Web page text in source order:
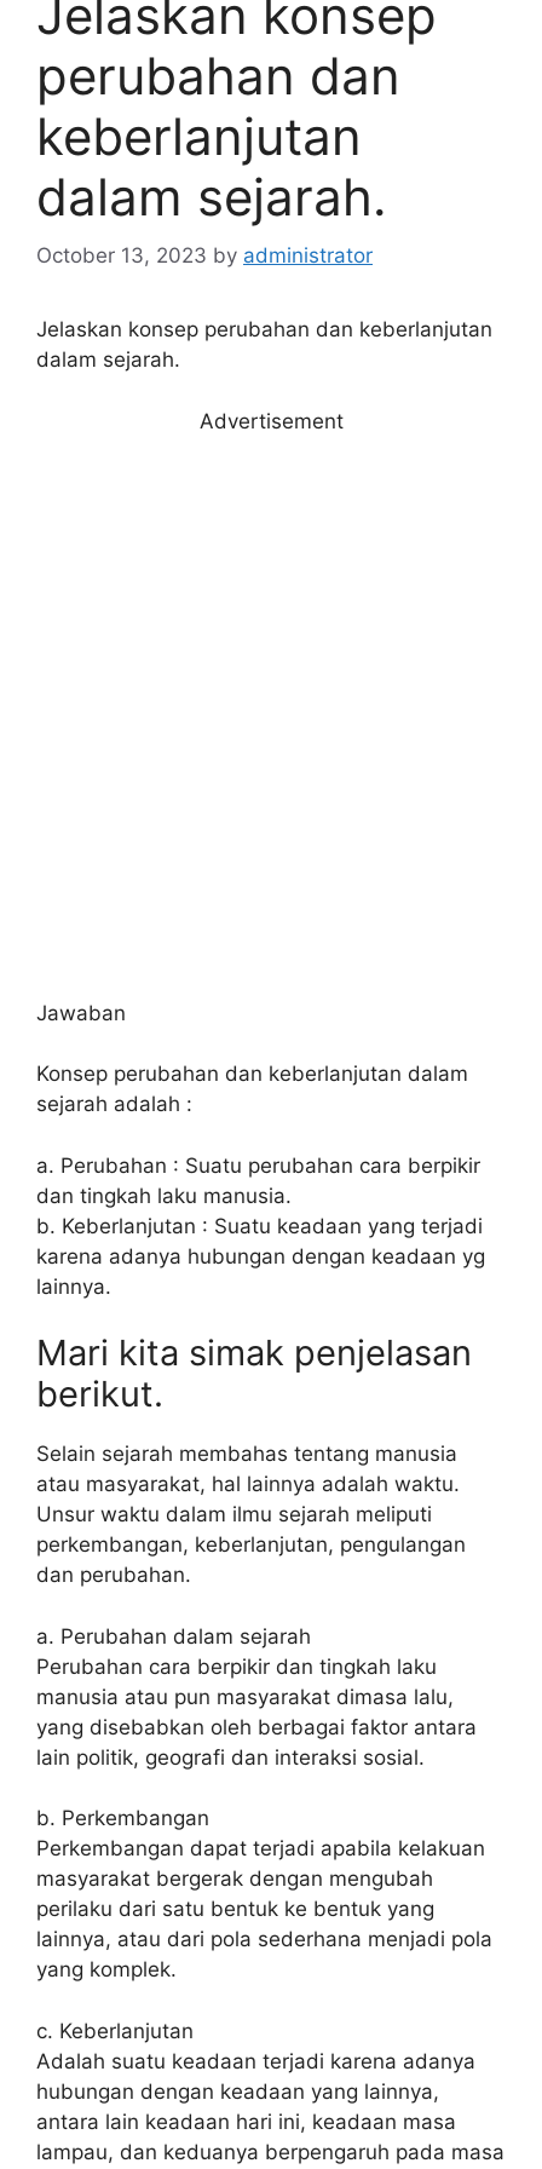
Jelaskan konsep
perubahan dan
keberlanjutan
dalam sejarah.
October 13, 2023 by administrator
Jelaskan konsep perubahan dan keberlanjutan
dalam sejarah.
Advertisement
Jawaban
Konsep perubahan dan keberlanjutan dalam
sejarah adalah :
a. Perubahan : Suatu perubahan cara berpikir
dan tingkah laku manusia.
b. Keberlanjutan : Suatu keadaan yang terjadi
karena adanya hubungan dengan keadaan yg
lainnya.
Mari kita simak penjelasan
berikut.
Selain sejarah membahas tentang manusia
atau masyarakat, hal lainnya adalah waktu.
Unsur waktu dalam ilmu sejarah meliputi
perkembangan, keberlanjutan, pengulangan
dan perubahan.
a. Perubahan dalam sejarah
Perubahan cara berpikir dan tingkah laku
manusia atau pun masyarakat dimasa lalu,
yang disebabkan oleh berbagai faktor antara
lain politik, geografi dan interaksi sosial.
b. Perkembangan
Perkembangan dapat terjadi apabila kelakuan
masyarakat bergerak dengan mengubah
perilaku dari satu bentuk ke bentuk yang
lainnya, atau dari pola sederhana menjadi pola
yang komplek.
c. Keberlanjutan
Adalah suatu keadaan terjadi karena adanya
hubungan dengan keadaan yang lainnya,
antara lain keadaan hari ini, keadaan masa
lampau, dan keduanya berpengaruh pada masa